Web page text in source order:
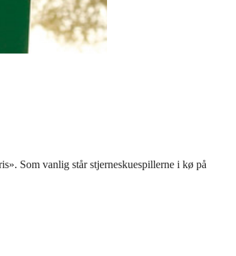
Som vanlig står stjerneskuespillerne i kø på